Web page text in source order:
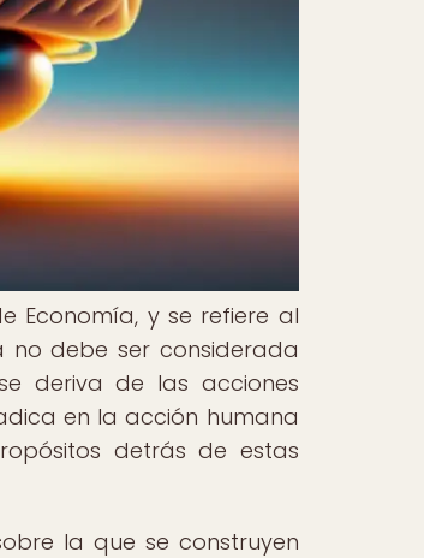
Economía, y se refiere al
no debe ser considerada
deriva de las acciones
en la acción humana
detrás de estas
la que se construyen